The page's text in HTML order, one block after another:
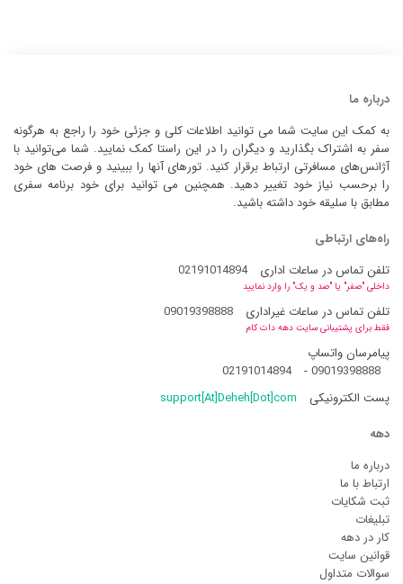
درباره ما
به کمک این سایت شما می توانید اطلاعات کلی و جزئی خود را راجع به هرگونه
سفر به اشتراک بگذارید و دیگران را در این راستا کمک نمایید. شما می‌توانید با
آژانس‌های مسافرتی ارتباط برقرار کنید. تورهای آنها را ببینید و فرصت های خود
را برحسب نیاز خود تغییر دهید. همچنین می توانید برای خود برنامه سفری
مطابق با سلیقه خود داشته باشید.
راه‌های ارتباطی
تلفن تماس در ساعات اداری
02191014894
داخلی "صفر" یا "صد و یک" را وارد نمایید
تلفن تماس در ساعات غیراداری 09019398888
فقط برای پشتیبانی سایت دهه دات کام
پیامرسان واتساپ
09019398888
-
02191014894
پست الکترونیکی
support[At]Deheh[Dot]com
دهه
درباره ما
ارتباط با ما
ثبت شکایات
تبلیغات
کار در دهه
قوانین سایت
سوالات متداول